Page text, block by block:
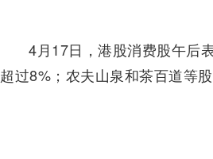
4月17日，港股消费股午后
超过8%；农夫山泉和茶百道等股